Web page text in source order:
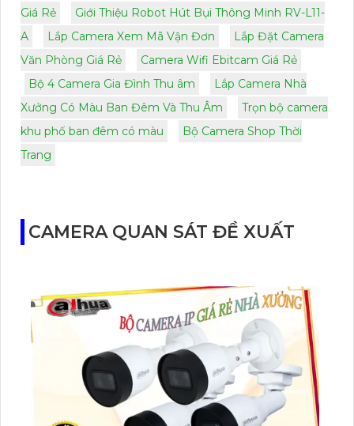
Giá Rẻ
Giới Thiệu Robot Hút Bụi Thông Minh RV-L11-
A
Lắp Camera Xem Mã Vận Đơn
Lắp Đặt Camera
Văn Phòng Giá Rẻ
Camera Wifi Ebitcam Giá Rẻ
Bộ 4 Camera Gia Đình Thu âm
Lắp Camera Nhà
Xưởng Có Màu Ban Đêm Và Thu Âm
Trọn bộ camera
khu phố ban đêm có màu
Bộ Camera Shop Thời
Trang
CAMERA QUAN SÁT ĐỀ XUẤT